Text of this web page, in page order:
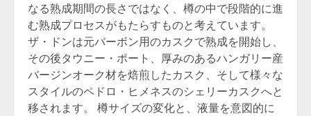
なる熟成期間の長さではなく、樽の中で段階的に進
む熟成プロセスがもたらすものと考えています。
ザ・ドンは元バーボン用のカスクで熟成を開始し、
その後タウニー・ポート、厚みのあるハンガリー産
バージンオーク材を焙煎したカスク、そして様々な
スタイルのペドロ・ヒメネスのシェリーカスクへと
移されます。 樽サイズの変化と、液量を意図的に